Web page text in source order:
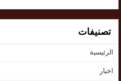
تصنيفات
الرئيسية
اخبار